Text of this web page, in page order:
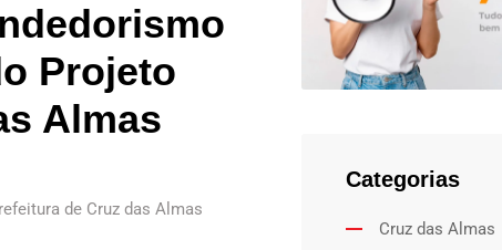
Projeto
Almas
de Cruz das Almas
Categorias
Cruz das Almas